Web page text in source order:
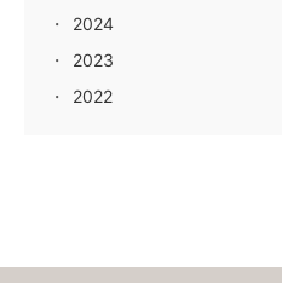
2024
2023
2022